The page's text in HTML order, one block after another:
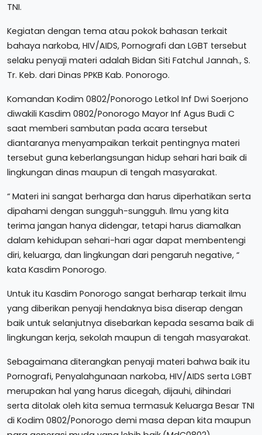
TNI.
Kegiatan dengan tema atau pokok bahasan terkait
bahaya narkoba, HIV/AIDS, Pornografi dan LGBT tersebut
selaku penyaji materi adalah Bidan Siti Fatchul Jannah., S.
Tr. Keb. dari Dinas PPKB Kab. Ponorogo.
Komandan Kodim 0802/Ponorogo Letkol Inf Dwi Soerjono
diwakili Kasdim 0802/Ponorogo Mayor Inf Agus Budi C
saat memberi sambutan pada acara tersebut
diantaranya menyampaikan terkait pentingnya materi
tersebut guna keberlangsungan hidup sehari hari baik di
lingkungan dinas maupun di tengah masyarakat.
“ Materi ini sangat berharga dan harus diperhatikan serta
dipahami dengan sungguh-sungguh. Ilmu yang kita
terima jangan hanya didengar, tetapi harus diamalkan
dalam kehidupan sehari-hari agar dapat membentengi
diri, keluarga, dan lingkungan dari pengaruh negative, “
kata Kasdim Ponorogo.
Untuk itu Kasdim Ponorogo sangat berharap terkait ilmu
yang diberikan penyaji hendaknya bisa diserap dengan
baik untuk selanjutnya disebarkan kepada sesama baik di
lingkungan kerja, sekolah maupun di tengah masyarakat.
Sebagaimana diterangkan penyaji materi bahwa baik itu
Pornografi, Penyalahgunaan narkoba, HIV/AIDS serta LGBT
merupakan hal yang harus dicegah, dijauhi, dihindari
serta ditolak oleh kita semua termasuk Keluarga Besar TNI
di Kodim 0802/Ponorogo demi masa depan kita maupun